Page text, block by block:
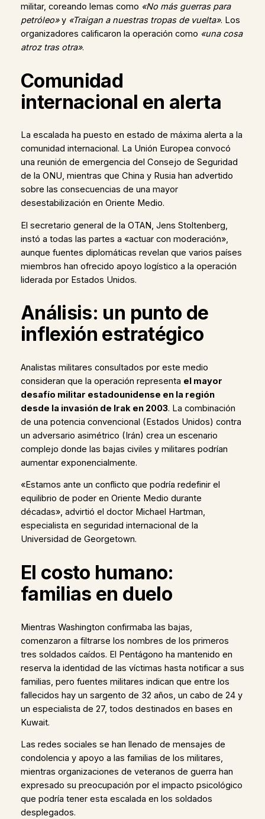
militar, coreando lemas como «No más guerras para
petróleo»y «Traigan a nuestras tropas de vuelta». Los
organizadores calificaron la operación como «una cosa
atroz tras otra».
Comunidad
internacional en alerta
La escalada ha puesto en estado de máxima alerta a la
comunidad internacional. La Unión Europea convocó
una reunión de emergencia del Consejo de Seguridad
de la ONU, mientras que China y Rusia han advertido
sobre las consecuencias de una mayor
desestabilización en Oriente Medio.
El secretario general de la OTAN, Jens Stoltenberg,
instó a todas las partes a «actuar con moderación»,
aunque fuentes diplomáticas revelan que varios países
miembros han ofrecido apoyo logístico a la operación
liderada por Estados Unidos.
Análisis: un punto de
inflexión estratégico
Analistas militares consultados por este medio
consideran que la operación representa el mayor
desafío militar estadounidense en la región
desde la invasión de Irak en 2003. La combinación
de una potencia convencional (Estados Unidos) contra
un adversario asimétrico (Irán) crea un escenario
complejo donde las bajas civiles y militares podrían
aumentar exponencialmente.
«Estamos ante un conflicto que podría redefinir el
equilibrio de poder en Oriente Medio durante
décadas», advirtió el doctor Michael Hartman,
especialista en seguridad internacional de la
Universidad de Georgetown.
El costo humano:
familias en duelo
Mientras Washington confirmaba las bajas,
comenzaron a filtrarse los nombres de los primeros
tres soldados caídos. El Pentágono ha mantenido en
reserva la identidad de las víctimas hasta notificar a sus
familias, pero fuentes militares indican que entre los
fallecidos hay un sargento de 32 años, un cabo de 24 y
un especialista de 27, todos destinados en bases en
Kuwait.
Las redes sociales se han llenado de mensajes de
condolencia y apoyo a las familias de los militares,
mientras organizaciones de veteranos de guerra han
expresado su preocupación por el impacto psicológico
que podría tener esta escalada en los soldados
desplegados.